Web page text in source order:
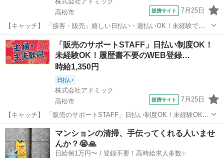
高松市
提携サイト 7月25日
【キャッチ】 「接客・販売」嬉しい日払い・週払いOK！未経験でも
安心！履歴書不要のWEB登録！時給1260円～！香川県高松市 【コメ
ント】 あなたにピッタリのお仕事がきっと見つかる♪ ★未経験の方も
丁寧にサポートします！...
香川 高松市 その他
「販売のサポートSTAFF」日払い制度OK！
未経験OK！履歴書不要のWEB登録…
時給1,350円
日払い
株式会社アドミック
高松市
提携サイト 7月25日
【キャッチ】 「販売のサポートSTAFF」日払い制度OK！未経験OK！
履歴書不要のWEB登録！時給1350円～！香川県高松市 【コメント】
あなたにピッタリのお仕事がきっと見つかる♪ ★未経験やブランクの
ある方も活躍中◎...
香川 高松市
マンションの清掃、手伝ってくれる人いませ
んか？😭🙏
日給例1万円〜 / 登録不要！高時給求人多数✨